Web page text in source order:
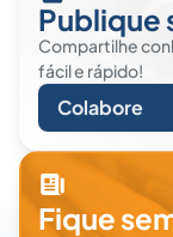
Publique
Compartilhe
fácil e rápido!
Colabore
Fique